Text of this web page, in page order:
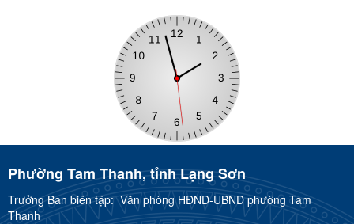
Phường Tam Thanh, tỉnh Lạng Sơn
Trưởng Ban biên tập:Văn phòng HĐND-UBND phường Tam
Thanh